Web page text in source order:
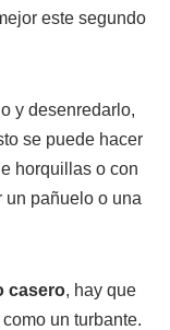
este segundo
y desenredarlo,
se puede hacer
horquillas o con
un pañuelo o una
casero, hay que
un turbante.